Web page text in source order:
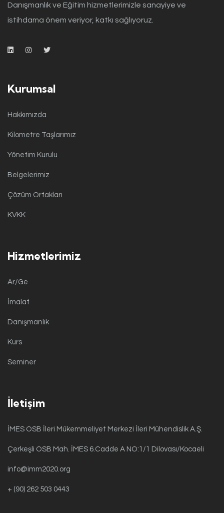
Danışmanlık ve Eğitim hizmetlerimizle sanayiye ve
istihdama önem veriyor, katkı sağlıyoruz.
Kurumsal
Hakkımızda
Kilometre Taşlarımız
Yönetim Kurulu
Belgelerimiz
Çözüm Ortakları
KVKK
Hizmetlerimiz
Ar/Ge
İmalat
Danışmanlık
Kurs
Seminer
İletişim
İMES OSB İleri Mükemmeliyet Merkezi İleri Mühendislik A.Ş.
Çerkeşli OSB Mah. İMES 6.Cadde A NO:1/1 Dilovası/Kocaeli
info@imm2020.org
+ (90) 262 503 0443